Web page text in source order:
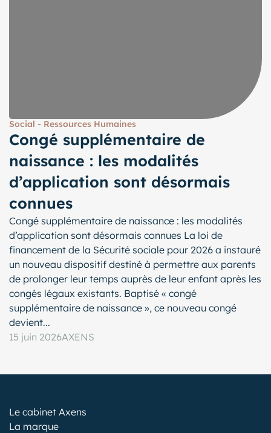
Social - Ressources Humaines
Congé supplémentaire de
naissance : les modalités
d’application sont désormais
connues
Congé supplémentaire de naissance : les modalités
d’application sont désormais connues La loi de
financement de la Sécurité sociale pour 2026 a instauré
un nouveau dispositif destiné à permettre aux parents
de prolonger leur temps auprès de leur enfant après les
congés légaux existants. Baptisé « congé
supplémentaire de naissance », ce nouveau congé
devient...
15 juin 2026AXENS
Le cabinet Axens
La marque